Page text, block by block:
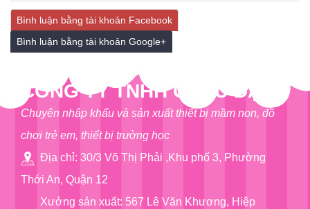
Bình luận bằng tài khoản Facebook
Bình luận bằng tài khoản Google+
CÔNG TY TNHH CHÂU ĐẠI Á
Chuyên nhập khẩu và sản xuất thiết bị mầm non, đồ
chơi trẻ em, thiết bị trường học
Địa chỉ: 30/3 Võ Thị Phải ,Khu phố 3, Phường
Thới An, Quận 12
Xưởng sản xuất: 567 Lê Văn Khương, Hiệp